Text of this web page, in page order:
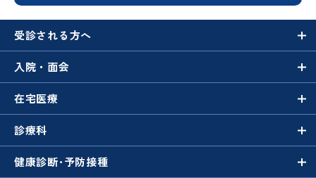
受診される方へ
入院・面会
在宅医療
診療科
健康診断･予防接種